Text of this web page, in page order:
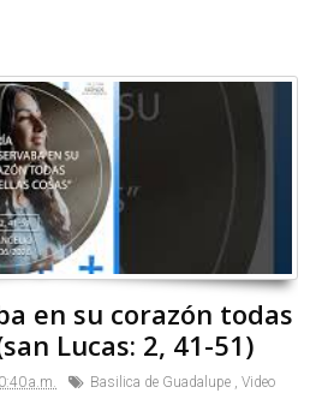
en su corazón todas
Lucas: 2, 41-51)
a.m. Basilica de Guadalupe , Video